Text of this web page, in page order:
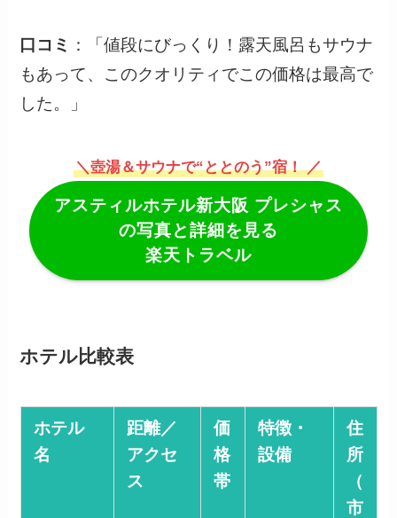
口コミ ：「値段にびっくり！露天風呂もサウナ
もあって、このクオリティでこの価格は最高で
した。」
＼壺湯＆サウナで“ととのう”宿！ ／
アスティルホテル新大阪 プレシャス
の写真と詳細を見る
楽天トラベル
ホテル比較表
ホテル
名
距離／
アクセ
ス
価
格
帯
特徴・
設備
住
所
（
市